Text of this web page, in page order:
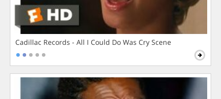
Cadillac Records - All I Could Do Was Cry Scene